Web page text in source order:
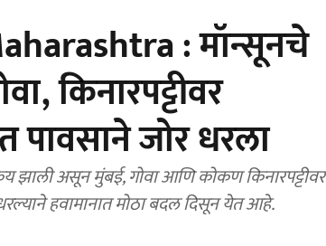
: मॉन्सूनचे
किनारपट्टीवर
पावसाने जोर धरला
झाली असून मुंबई, गोवा आणि कोकण किनारपट्टीवर
हवामानात मोठा बदल दिसून येत आहे.